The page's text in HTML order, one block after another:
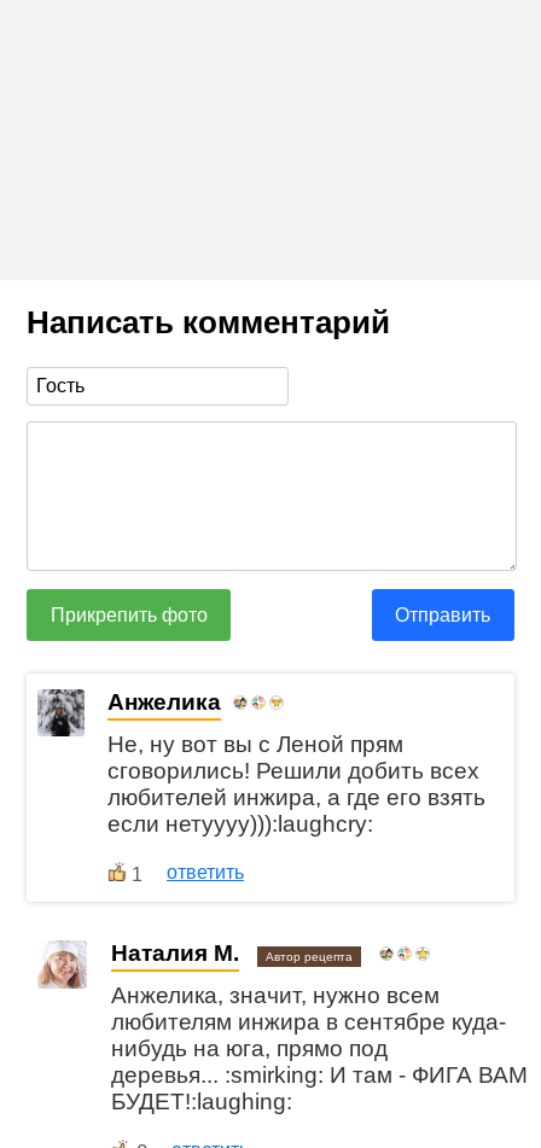
Написать комментарий
Прикрепить фото Отправить
Анжелика
Не, ну вот вы с Леной прям
сговорились! Решили добить всех
любителей инжира, а где его взять
если нетуууу))):laughcry:
1 ответить
Наталия М. Автор рецепта
Анжелика, значит, нужно всем
любителям инжира в сентябре куда-
нибудь на юга, прямо под
деревья... :smirking: И там - ФИГА ВАМ
БУДЕТ!:laughing: